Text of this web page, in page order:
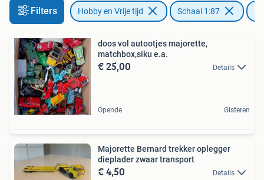
Filters Hobby en Vrije tijd Schaal 1:87
doos vol autootjes majorette,
matchbox,siku e.a.
€ 25,00 Details
Opende Gisteren
Majorette Bernard trekker oplegger
dieplader zwaar transport
€ 4,50 Details